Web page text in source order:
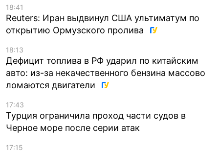
18:41
Reuters: Иран выдвинул США ультиматум по
открытию Ормузского пролива
18:13
Дефицит топлива в РФ ударил по китайским
авто: из-за некачественного бензина массово
ломаются двигатели
17:43
Турция ограничила проход части судов в
Черное море после серии атак
17:15